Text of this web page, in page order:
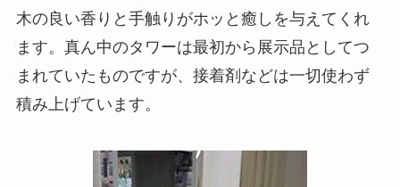
木の良い香りと手触りがホッと癒しを与えてくれ
ます。真ん中のタワーは最初から展示品としてつ
まれていたものですが、接着剤などは一切使わず
積み上げています。